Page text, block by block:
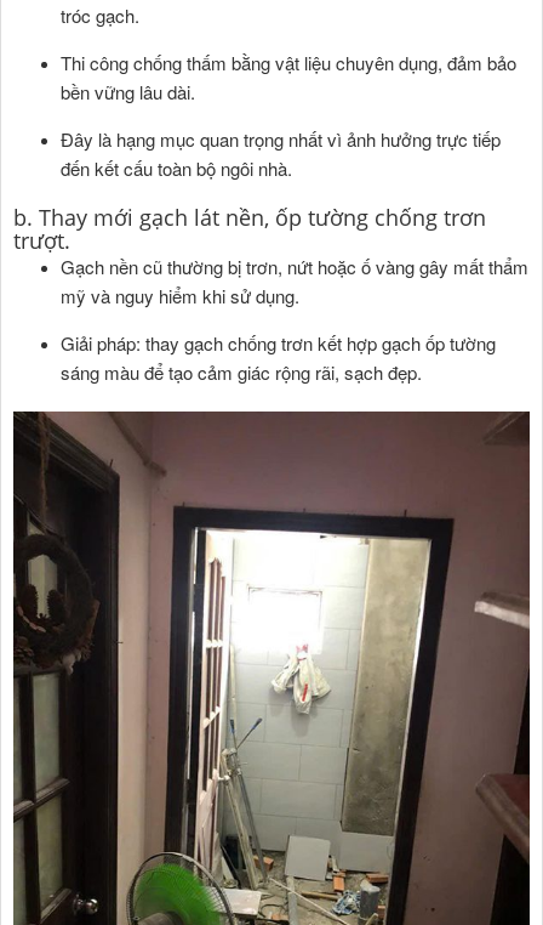
tróc gạch.
Thi công chống thấm bằng vật liệu chuyên dụng, đảm bảo
bền vững lâu dài.
Đây là hạng mục quan trọng nhất vì ảnh hưởng trực tiếp
đến kết cấu toàn bộ ngôi nhà.
b. Thay mới gạch lát nền, ốp tường chống trơn
trượt.
Gạch nền cũ thường bị trơn, nứt hoặc ố vàng gây mất thẩm
mỹ và nguy hiểm khi sử dụng.
Giải pháp: thay gạch chống trơn kết hợp gạch ốp tường
sáng màu để tạo cảm giác rộng rãi, sạch đẹp.